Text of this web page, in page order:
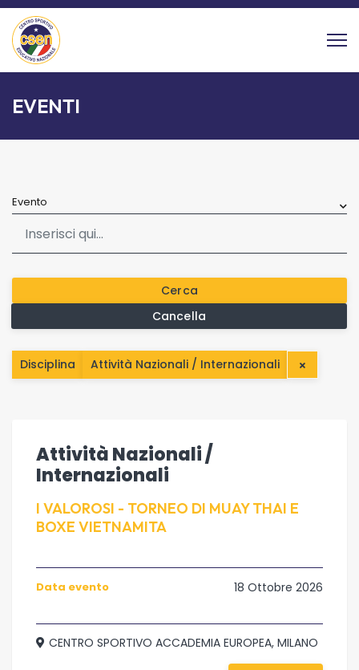
EVENTI
Evento
Cerca
Cancella
Disciplina Attività Nazionali / Internazionali
Attività Nazionali /
Internazionali
I VALOROSI - TORNEO DI MUAY THAI E
BOXE VIETNAMITA
Data evento 18 Ottobre 2026
CENTRO SPORTIVO ACCADEMIA EUROPEA, MILANO